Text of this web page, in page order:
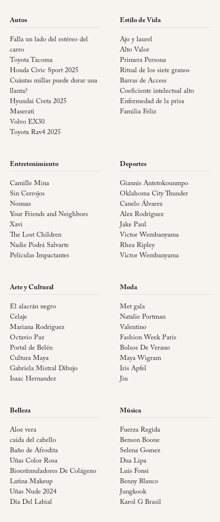
Autos
Falla un lado del estéreo del
carro
Toyota Tacoma
Honda Civic Sport 2025
Cuántas millas puede durar una
llanta?
Hyundai Creta 2025
Maserati
Volvo EX30
Toyota Rav4 2025
Estilo de Vida
Ajo y laurel
Alto Valor
Primera Persona
Ritual de los siete granos
Barras de Access
Coeficiente intelectual alto
Enfermedad de la prisa
Familia Feliz
Entretenimiento
Camille Mina
Sin Cerrojos
Nonnas
Your Friends and Neighbors
Xavi
The Lost Children
Nadie Podrá Salvarte
Películas Impactantes
Deportes
Giannis Antetokounmpo
Oklahoma City Thunder
Canelo Álvarez
Alex Rodriguez
Jake Paul
Victor Wembanyama
Rhea Ripley
Victor Wembanyama
Arte y Cultural
El alacrán negro
Celaje
Mariana Rodriguez
Octavio Paz
Portal de Belén
Cultura Maya
Gabriela Mistral Dibujo
Isaac Hernandez
Moda
Met gala
Natalie Portman
Valentino
Fashion Week Paris
Bolsos De Verano
Maya Wigram
Iris Apfel
Jin
Belleza
Aloe vera
caída del cabello
Baño de Afrodita
Uñas Color Rosa
Bioestimuladores De Colágeno
Latina Makeup
Uñas Nude 2024
Día Del Labial
Música
Fuerza Regida
Benson Boone
Selena Gomez
Dua Lipa
Luis Fonsi
Benny Blanco
Jungkook
Karol G Brasil